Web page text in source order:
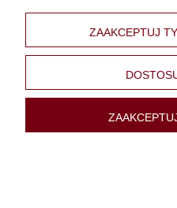
ZAAKCEPTUJ